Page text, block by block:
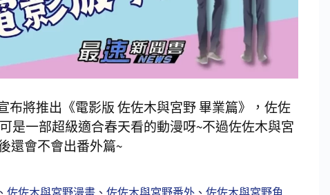
布將推出《電影版 佐佐木與宮野 畢業篇》，佐佐
是一部超級適合春天看的動漫呀~不過佐佐木與宮
還會不會出番外篇~